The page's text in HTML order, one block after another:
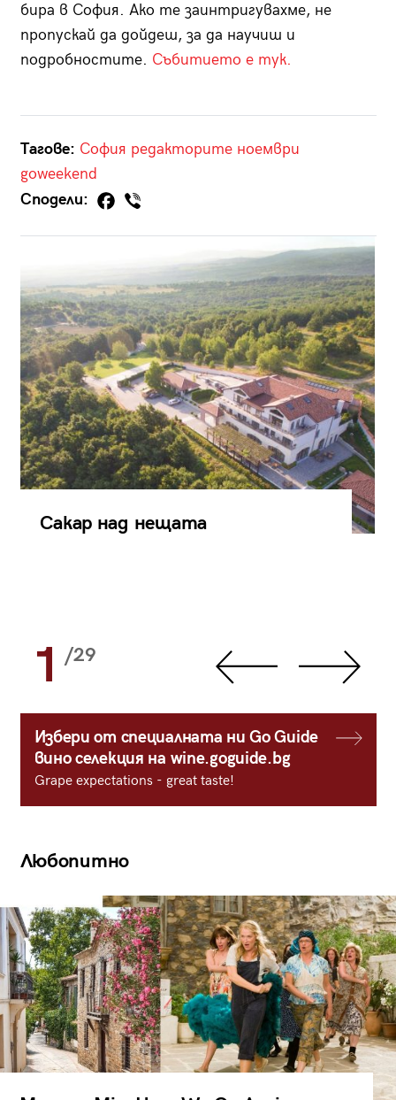
бира в София. Ако те заинтригувахме, не
пропускай да дойдеш, за да научиш и
подробностите. Събитието е тук.
Тагове: София редакторите ноември
goweekend
Сподели:
Сакар над нещата
1 /29
Избери от специалната ни Go Guide
вино селекция на wine.goguide.bg
Grape expectations - great taste!
Любопитно